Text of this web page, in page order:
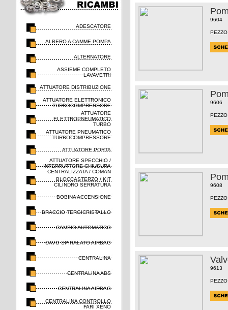
ADESCATORE
ALBERO A CAMME POMPA
ALTERNATORE
ASSIEME COMPLETO
LAVAVETRI
ATTUATORE DISTRIBUZIONE
ATTUATORE ELETTRONICO
TURBOCOMPRESSORE
ATTUATORE
ELETTROPNEUMATICO
TURBO
ATTUATORE PNEUMATICO
TURBOCOMPRESSORE
ATTUATORE PORTA
ATTUATORE SPECCHIO /
INTERRUTTORE CHIUSURA
CENTRALIZZATA / COMAN
BLOCCASTERZO / KIT
CILINDRO SERRATURA
BOBINA ACCENSIONE
BRACCIO TERGICRISTALLO
CAMBIO AUTOMATICO
CAVO SPIRALATO AIRBAG
CENTRALINA
CENTRALINA ABS
CENTRALINA AIRBAG
CENTRALINA CONTROLLO
FARI XENO
9604
9606
9608
9613